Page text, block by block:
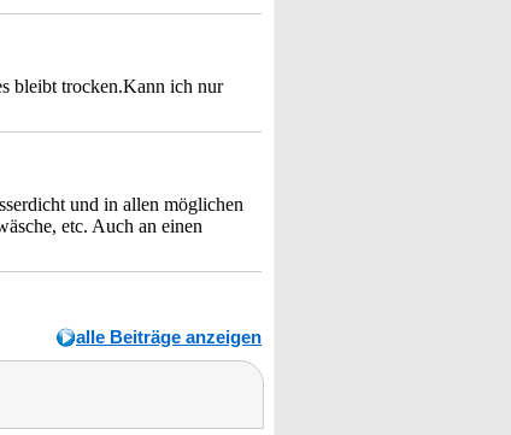
bleibt trocken.Kann ich nur
und in allen möglichen
etc. Auch an einen
alle Beiträge anzeigen